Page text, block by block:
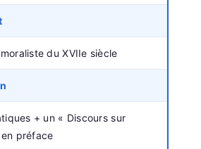
du XVIIe siècle
+ un « Discours sur
préface